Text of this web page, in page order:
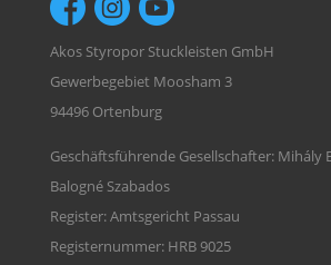
Akos Styropor Stuckleisten GmbH
Gewerbegebiet Moosham 3
94496 Ortenburg
Geschäftsführende Gesellschafter: Mihály
Balogné Szabados
Register: Amtsgericht Passau
Registernummer: HRB 9025